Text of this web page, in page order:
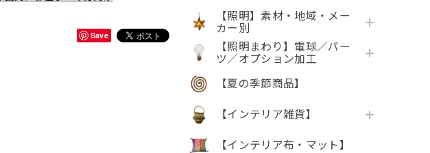
【照明】素材・地域・メー
カー別
【照明まわり】電球／パー
ツ／オプション加工
【夏の季節商品】
【インテリア雑貨】
【インテリア布・マット】
Save